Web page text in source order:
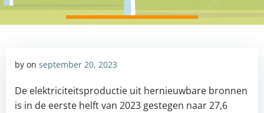
by on september 20, 2023
De elektriciteitsproductie uit hernieuwbare bronnen
is in de eerste helft van 2023 gestegen naar 27,6